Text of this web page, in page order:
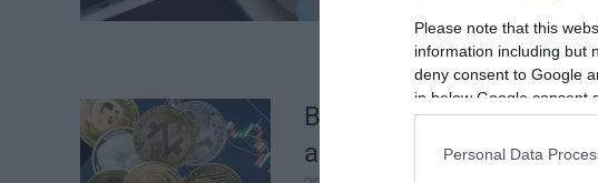
Please note that this
information including but
deny consent to Google
in below Google consent
Personal Data
Börtön is járhat
a magyar piacon